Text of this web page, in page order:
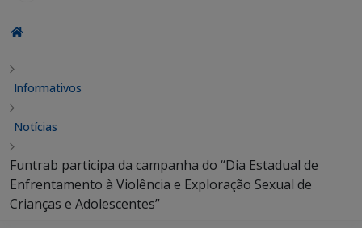
Informativos
Notícias
Funtrab participa da campanha do “Dia Estadual de
Enfrentamento à Violência e Exploração Sexual de
Crianças e Adolescentes”